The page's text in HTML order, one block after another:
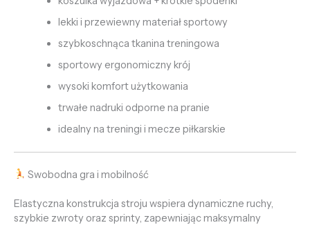
lekki i przewiewny materiał sportowy
szybkoschnąca tkanina treningowa
sportowy ergonomiczny krój
wysoki komfort użytkowania
trwałe nadruki odporne na pranie
idealny na treningi i mecze piłkarskie
Swobodna gra i mobilność
Elastyczna konstrukcja stroju wspiera dynamiczne ruchy,
szybkie zwroty oraz sprinty, zapewniając maksymalny